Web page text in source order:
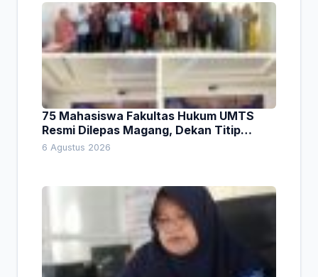
75 Mahasiswa Fakultas Hukum UMTS
Resmi Dilepas Magang, Dekan Titip
Empat Pesan Penting
6 Agustus 2026